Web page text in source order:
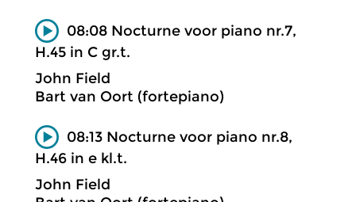
08:08 Nocturne voor piano nr.7,
H.45 in C gr.t.
John Field
Bart van Oort (fortepiano)
08:13 Nocturne voor piano nr.8,
H.46 in e kl.t.
John Field